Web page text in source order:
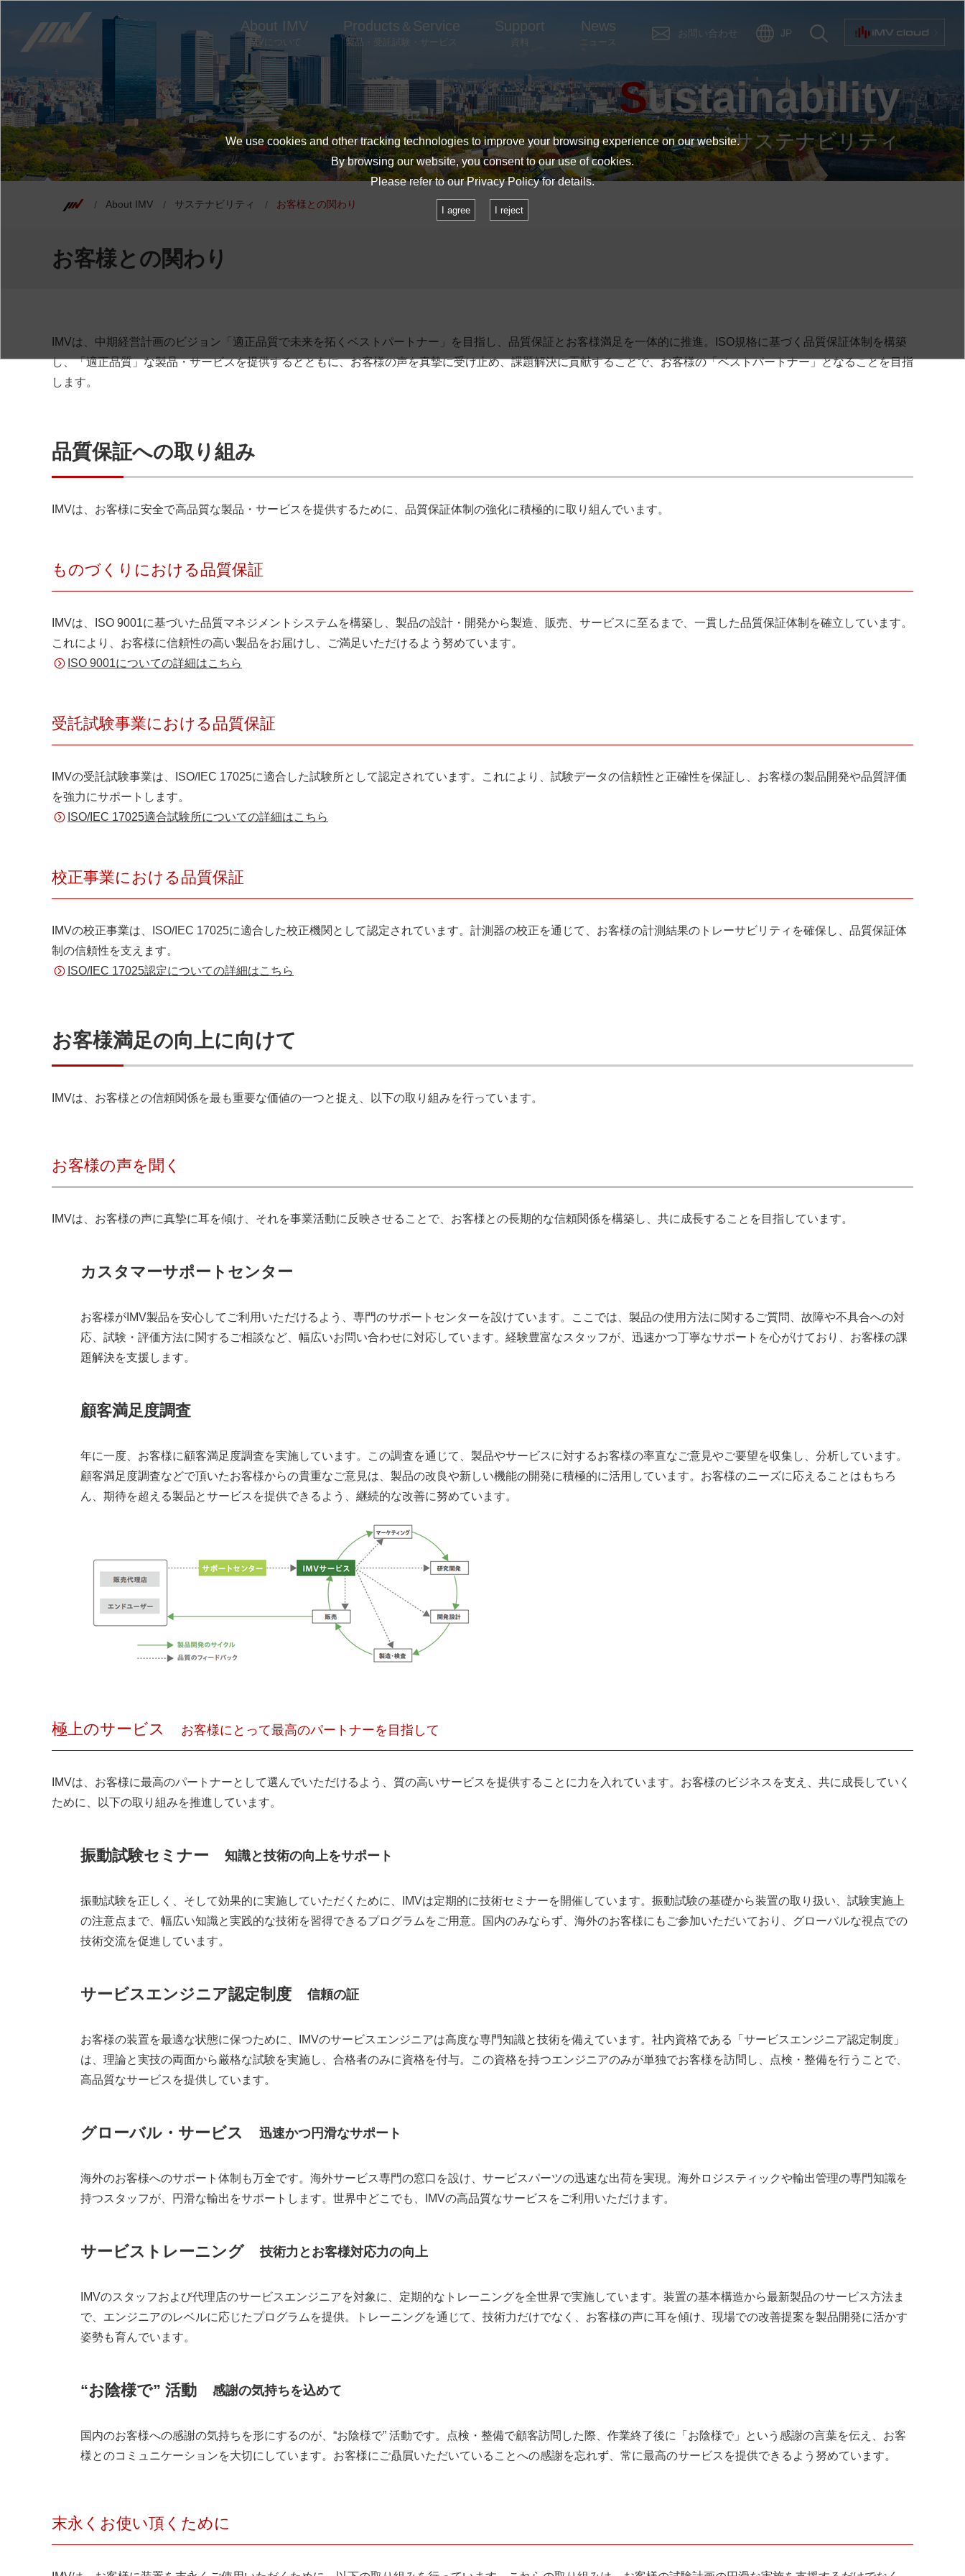
About IMV
IMVについて
Products ＆ Service
製品・受託試験・サービス
Support
資料
News
ニュース
お問い合わせ JP
Sustainability
サステナビリティ
About IMV サステナビリティ お客様との関わり
お客様との関わり
IMVは、中期経営計画のビジョン「適正品質で未来を拓くベストパートナー」を目指し、品質保証とお客様満足を一体的に推進。ISO規格に基づく品質保証体制を構築
し、「適正品質」な製品・サービスを提供するとともに、お客様の声を真摯に受け止め、課題解決に貢献することで、お客様の「ベストパートナー」となることを目指
します。
品質保証への取り組み
IMVは、お客様に安全で高品質な製品・サービスを提供するために、品質保証体制の強化に積極的に取り組んでいます。
ものづくりにおける品質保証
IMVは、ISO 9001に基づいた品質マネジメントシステムを構築し、製品の設計・開発から製造、販売、サービスに至るまで、一貫した品質保証体制を確立しています。
これにより、お客様に信頼性の高い製品をお届けし、ご満足いただけるよう努めています。
ISO 9001についての詳細はこちら
受託試験事業における品質保証
IMVの受託試験事業は、ISO/IEC 17025に適合した試験所として認定されています。これにより、試験データの信頼性と正確性を保証し、お客様の製品開発や品質評価
を強力にサポートします。
ISO/IEC 17025適合試験所についての詳細はこちら
校正事業における品質保証
IMVの校正事業は、ISO/IEC 17025に適合した校正機関として認定されています。計測器の校正を通じて、お客様の計測結果のトレーサビリティを確保し、品質保証体
制の信頼性を支えます。
ISO/IEC 17025認定についての詳細はこちら
お客様満足の向上に向けて
IMVは、お客様との信頼関係を最も重要な価値の一つと捉え、以下の取り組みを行っています。
お客様の声を聞く
IMVは、お客様の声に真摯に耳を傾け、それを事業活動に反映させることで、お客様との長期的な信頼関係を構築し、共に成長することを目指しています。
カスタマーサポートセンター
お客様がIMV製品を安心してご利用いただけるよう、専門のサポートセンターを設けています。ここでは、製品の使用方法に関するご質問、故障や不具合への対
応、試験・評価方法に関するご相談など、幅広いお問い合わせに対応しています。経験豊富なスタッフが、迅速かつ丁寧なサポートを心がけており、お客様の課
題解決を支援します。
顧客満足度調査
年に一度、お客様に顧客満足度調査を実施しています。この調査を通じて、製品やサービスに対するお客様の率直なご意見やご要望を収集し、分析しています。
顧客満足度調査などで頂いたお客様からの貴重なご意見は、製品の改良や新しい機能の開発に積極的に活用しています。お客様のニーズに応えることはもちろ
ん、期待を超える製品とサービスを提供できるよう、継続的な改善に努めています。
極上のサービス お客様にとって最高のパートナーを目指して
IMVは、お客様に最高のパートナーとして選んでいただけるよう、質の高いサービスを提供することに力を入れています。お客様のビジネスを支え、共に成長していく
ために、以下の取り組みを推進しています。
振動試験セミナー 知識と技術の向上をサポート
振動試験を正しく、そして効果的に実施していただくために、IMVは定期的に技術セミナーを開催しています。振動試験の基礎から装置の取り扱い、試験実施上
の注意点まで、幅広い知識と実践的な技術を習得できるプログラムをご用意。国内のみならず、海外のお客様にもご参加いただいており、グローバルな視点での
技術交流を促進しています。
サービスエンジニア認定制度 信頼の証
お客様の装置を最適な状態に保つために、IMVのサービスエンジニアは高度な専門知識と技術を備えています。社内資格である「サービスエンジニア認定制度」
は、理論と実技の両面から厳格な試験を実施し、合格者のみに資格を付与。この資格を持つエンジニアのみが単独でお客様を訪問し、点検・整備を行うことで、
高品質なサービスを提供しています。
グローバル・サービス 迅速かつ円滑なサポート
海外のお客様へのサポート体制も万全です。海外サービス専門の窓口を設け、サービスパーツの迅速な出荷を実現。海外ロジスティックや輸出管理の専門知識を
持つスタッフが、円滑な輸出をサポートします。世界中どこでも、IMVの高品質なサービスをご利用いただけます。
サービストレーニング 技術力とお客様対応力の向上
IMVのスタッフおよび代理店のサービスエンジニアを対象に、定期的なトレーニングを全世界で実施しています。装置の基本構造から最新製品のサービス方法ま
で、エンジニアのレベルに応じたプログラムを提供。トレーニングを通じて、技術力だけでなく、お客様の声に耳を傾け、現場での改善提案を製品開発に活かす
姿勢も育んでいます。
“お陰様で” 活動 感謝の気持ちを込めて
国内のお客様への感謝の気持ちを形にするのが、“お陰様で” 活動です。点検・整備で顧客訪問した際、作業終了後に「お陰様で」という感謝の言葉を伝え、お客
様とのコミュニケーションを大切にしています。お客様にご贔屓いただいていることへの感謝を忘れず、常に最高のサービスを提供できるよう努めています。
末永くお使い頂くために
We use cookies and other tracking technologies to improve your browsing experience on our website.
By browsing our website, you consent to our use of cookies.
Please refer to ourPrivacy Policy for details.
I agree I reject